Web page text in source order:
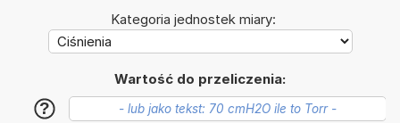
Kategoria jednostek miary:
Wartość do przeliczenia:
?